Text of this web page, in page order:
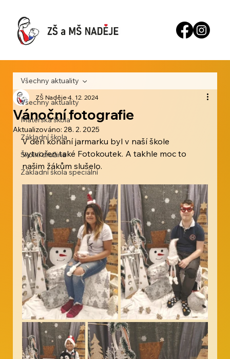
Všechny aktuality
Mateřská škola
Základní škola
Školní družina
Základní škola speciální
Všechny aktuality
Vánoční fotografie
ZŠ Naděje4. 12. 2024
Aktualizováno: 28. 2. 2025
V den konání jarmarku byl v naší škole
vytvořen také Fotokoutek. A takhle moc to
našim žákům slušelo.